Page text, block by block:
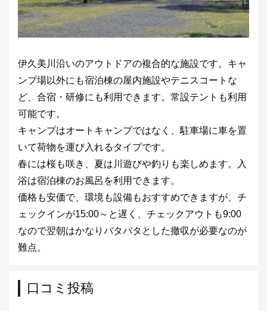
伊久美川沿いのアウトドアの複合的な施設です。キャ
ンプ場以外にも宿泊棟の屋内施設やテニスコートな
ど、合宿・研修にも利用できます。常設テントも利用
可能です。
キャンプはオートキャンプではなく、駐車場に車を置
いて荷物を運び入れるタイプです。
春には桜も咲き、夏は川遊びや釣りも楽しめます。入
浴は宿泊棟のお風呂を利用できます。
価格も安価で、環境も設備もおすすめできますが、チ
ェックインが15:00～と遅く、チェックアウトも9:00
なので翌朝はかなりバタバタとした撤収が必要なのが
難点。
口コミ投稿